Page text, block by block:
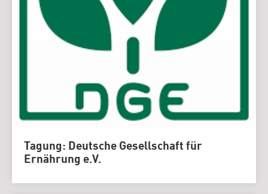
Tagung: Deutsche Gesellschaft für
Ernährung e.V.